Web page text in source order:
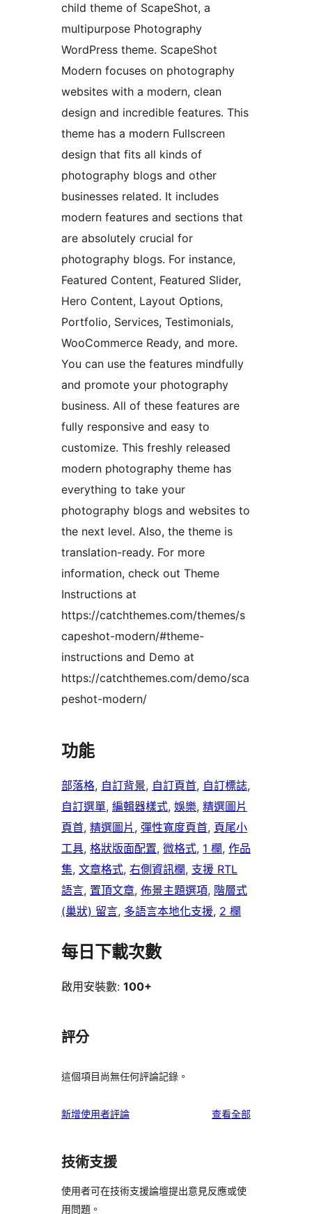
child theme of ScapeShot, a
multipurpose Photography
WordPress theme. ScapeShot
Modern focuses on photography
websites with a modern, clean
design and incredible features. This
theme has a modern Fullscreen
design that fits all kinds of
photography blogs and other
businesses related. It includes
modern features and sections that
are absolutely crucial for
photography blogs. For instance,
Featured Content, Featured Slider,
Hero Content, Layout Options,
Portfolio, Services, Testimonials,
WooCommerce Ready, and more.
You can use the features mindfully
and promote your photography
business. All of these features are
fully responsive and easy to
customize. This freshly released
modern photography theme has
everything to take your
photography blogs and websites to
the next level. Also, the theme is
translation-ready. For more
information, check out Theme
Instructions at
https://catchthemes.com/themes/s
capeshot-modern/#theme-
instructions and Demo at
https://catchthemes.com/demo/sca
peshot-modern/
功能
部落格, 自訂背景, 自訂頁首, 自訂標誌
自訂選單, 編輯器樣式, 娛樂, 精選圖片
頁首, 精選圖片 , 彈性寬度頁首, 頁尾小
工具, 格狀版面配置, 微格式, 1 欄, 作品
集, 文章格式, 右側資訊欄, 支援 RTL
語言, 置頂文章, 佈景主題選項, 階層式
(巢狀) 留言, 多語言本地化支援, 2 欄
每日下載次數
啟用安裝數: 100+
評分
這個項目尚無任何評論記錄。
新增使用者評論 查看全部使
技術支援
使用者可在技術支援論壇提出意見反應或使
用問題。